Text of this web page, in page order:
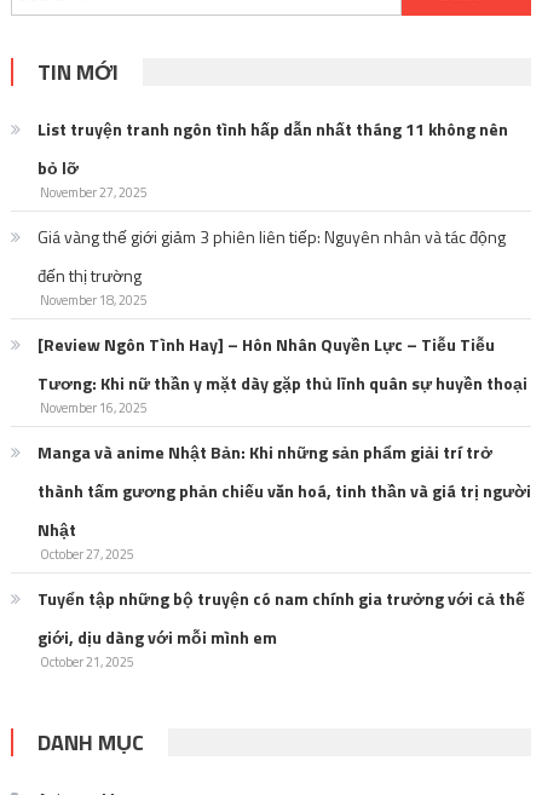
for:
TIN MỚI
List truyện tranh ngôn tình hấp dẫn nhất tháng 11 không nên
bỏ lỡ
November 27, 2025
Giá vàng thế giới giảm 3 phiên liên tiếp: Nguyên nhân và tác động
đến thị trường
November 18, 2025
[Review Ngôn Tình Hay] – Hôn Nhân Quyền Lực – Tiễu Tiễu
Tương: Khi nữ thần y mặt dày gặp thủ lĩnh quân sự huyền thoại
November 16, 2025
Manga và anime Nhật Bản: Khi những sản phẩm giải trí trở
thành tấm gương phản chiếu văn hoá, tinh thần và giá trị người
Nhật
October 27, 2025
Tuyển tập những bộ truyện có nam chính gia trưởng với cả thế
giới, dịu dàng với mỗi mình em
October 21, 2025
DANH MỤC